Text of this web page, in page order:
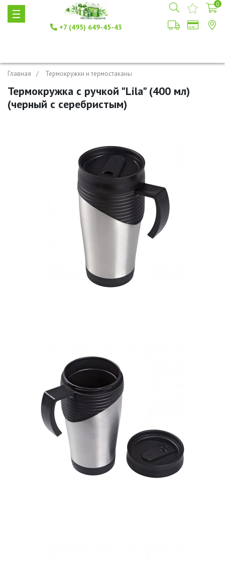
+7 (495) 649-45-43
0
Главная Термокружки и термостаканы
Термокружка с ручкой "Lila" (400 мл)
(черный с серебристым)